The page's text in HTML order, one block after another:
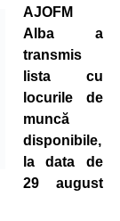
AJOFM
Alba a
transmis
lista cu
locurile de
muncă
disponibile,
la data de
29 august